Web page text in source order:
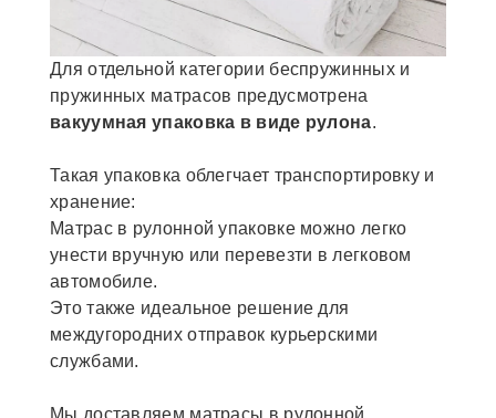
Для отдельной категории беспружинных и
пружинных матрасов предусмотрена
вакуумная упаковка в виде рулона.
Такая упаковка облегчает транспортировку и
хранение:
Матрас в рулонной упаковке можно легко
унести вручную или перевезти в легковом
автомобиле.
Это также идеальное решение для
междугородних отправок курьерскими
службами.